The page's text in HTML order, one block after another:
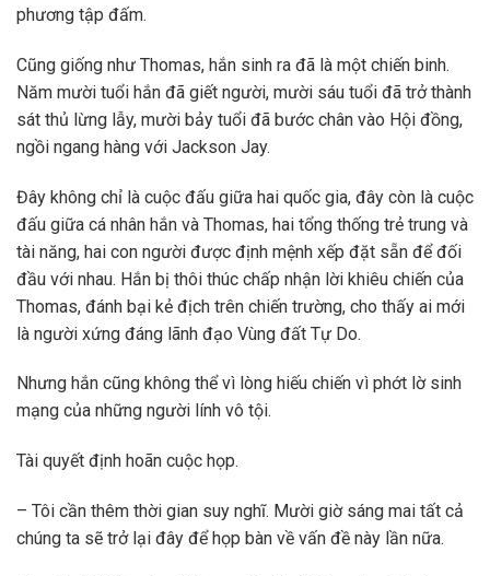
phương tập đấm.
Cũng giống như Thomas, hắn sinh ra đã là một chiến binh.
Năm mười tuổi hắn đã giết người, mười sáu tuổi đã trở thành
sát thủ lừng lẫy, mười bảy tuổi đã bước chân vào Hội đồng,
ngồi ngang hàng với Jackson Jay.
Đây không chỉ là cuộc đấu giữa hai quốc gia, đây còn là cuộc
đấu giữa cá nhân hắn và Thomas, hai tổng thống trẻ trung và
tài năng, hai con người được định mệnh xếp đặt sẵn để đối
đầu với nhau. Hắn bị thôi thúc chấp nhận lời khiêu chiến của
Thomas, đánh bại kẻ địch trên chiến trường, cho thấy ai mới
là người xứng đáng lãnh đạo Vùng đất Tự Do.
Nhưng hắn cũng không thể vì lòng hiếu chiến vì phớt lờ sinh
mạng của những người lính vô tội.
Tài quyết định hoãn cuộc họp.
– Tôi cần thêm thời gian suy nghĩ. Mười giờ sáng mai tất cả
chúng ta sẽ trở lại đây để họp bàn về vấn đề này lần nữa.